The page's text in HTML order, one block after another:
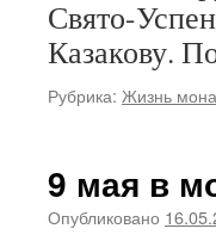
Свято-
Казакову.
Рубрика: Жизнь
9 мая в
Опубликовано